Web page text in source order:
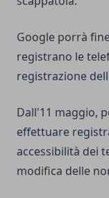
Google porrà
registrano le
registrazione
Dall'11 maggio,
effettuare
accessibilità dei
modifica delle